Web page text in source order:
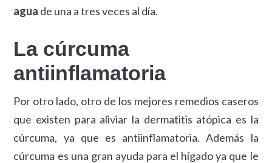
agua de una a tres veces al día.
La cúrcuma
antiinflamatoria
Por otro lado, otro de los mejores remedios caseros
que existen para aliviar la dermatitis atópica es la
cúrcuma, ya que es antiinflamatoria. Además la
cúrcuma es una gran ayuda para el hígado ya que le